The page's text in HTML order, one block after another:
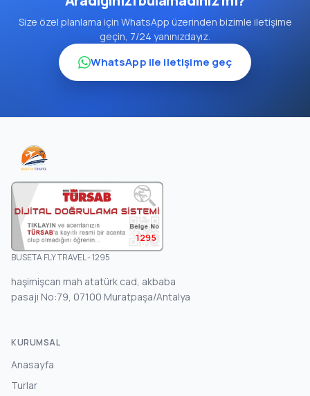
Size özel planlama için WhatsApp üzerinden bizimle iletişime
geçin, 7/24 yanınızdayız.
WhatsApp ile iletişime geç
1295
BUSETA FLY TRAVEL - 1295
haşimişcan mah atatürk cad, akbaba
pasajı No:79, 07100 Muratpaşa/Antalya
KURUMSAL
Anasayfa
Turlar